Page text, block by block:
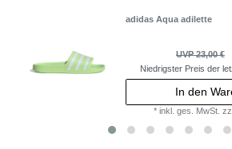
adidas Aqua adilette
UVP 23,00 €
Niedrigster Preis der
In den
* inkl. ges. MwSt.